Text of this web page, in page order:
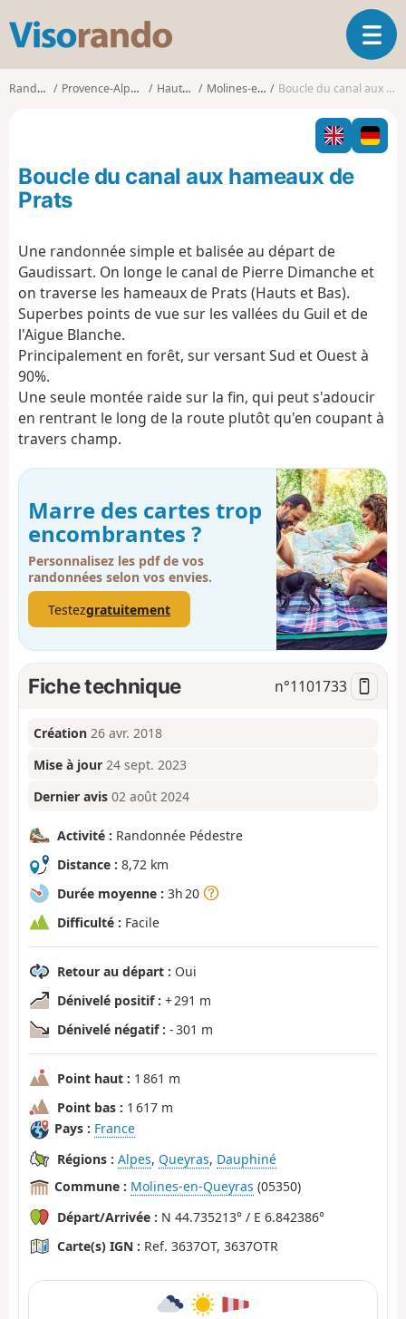
s
o
o
O
u
i
r
l
g
Randonnées Provence-Alpes-Côte d'Azur Hautes-Alpes Molines-en-Queyras Boucle du canal aux hameaux de Prats
Boucle du canal aux hameaux de
Prats
Une randonnée simple et balisée au départ de
Gaudissart. On longe le canal de Pierre Dimanche et
on traverse les hameaux de Prats (Hauts et Bas).
Superbes points de vue sur les vallées du Guil et de
l'Aigue Blanche.
Principalement en forêt, sur versant Sud et Ouest à
90%.
Une seule montée raide sur la fin, qui peut s'adoucir
en rentrant le long de la route plutôt qu'en coupant à
travers champ.
Marre des cartes trop
encombrantes ?
Personnalisez les pdf de vos
randonnées selon vos envies.
Testezgratuitement
Fiche technique n°1101733
Création 26 avr. 2018
Mise à jour 24 sept. 2023
Dernier avis 02 août 2024
Activité : Randonnée Pédestre
Distance : 8,72 km
Durée moyenne : 3h 20
Difficulté : Facile
Retour au départ : Oui
Dénivelé positif : + 291 m
Dénivelé négatif : - 301 m
Point haut : 1 861 m
Point bas : 1 617 m
Pays : France
Régions : Alpes, Queyras, Dauphiné
Commune : Molines-en-Queyras (05350)
Départ/Arrivée : N 44.735213° / E 6.842386°
Carte(s) IGN : Ref. 3637OT, 3637OTR